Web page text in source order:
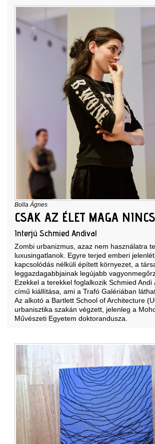
Bolla Ágnes
CSAK AZ ÉLET MAGA
Interjú Schmied Andival
Zombi urbanizmus, azaz nem használatra
luxusingatlanok. Egyre terjed emberi
kapcsolódás nélküli épített környezet, a
leggazdagabbjainak legújabb
Ezekkel a terekkel foglalkozik Schmied Andi
című kiállítása, ami a Trafó Galériában
Az alkotó a Bartlett School of Architecture
urbanisztika szakán végzett, jelenleg a
Művészeti Egyetem doktorandusza.